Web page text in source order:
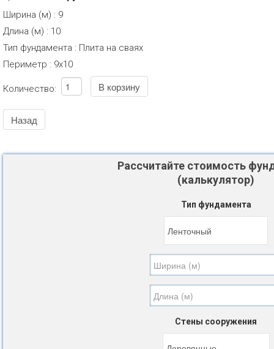
Ширина (м) : 9
Длина (м) : 10
Тип фундамента : Плита на сваях
Периметр : 9х10
Количество:
Рассчитайте стоимость
(калькулятор)
Тип фундамента
Стены сооружения